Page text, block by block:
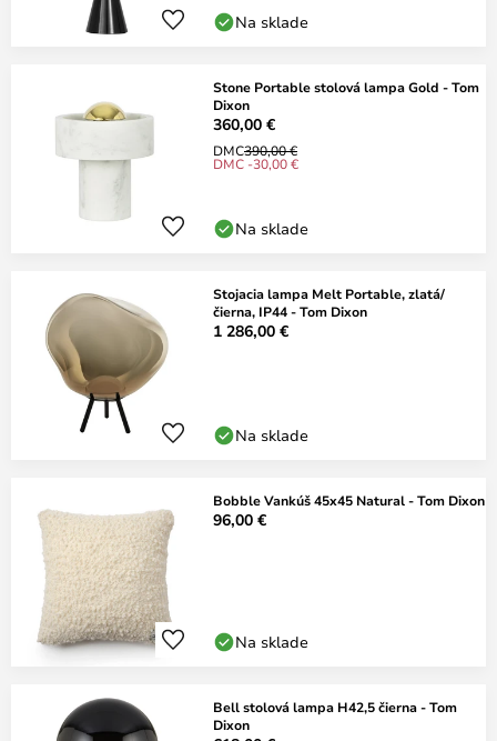
Na sklade
Stone Portable stolová lampa Gold - Tom
Dixon
360,00 €
DMC390,00 €
DMC -30,00 €
Na sklade
Stojacia lampa Melt Portable, zlatá/
čierna, IP44 - Tom Dixon
1 286,00 €
Na sklade
Bobble Vankúš 45x45 Natural - Tom Dixon
96,00 €
Na sklade
Bell stolová lampa H42,5 čierna - Tom
Dixon